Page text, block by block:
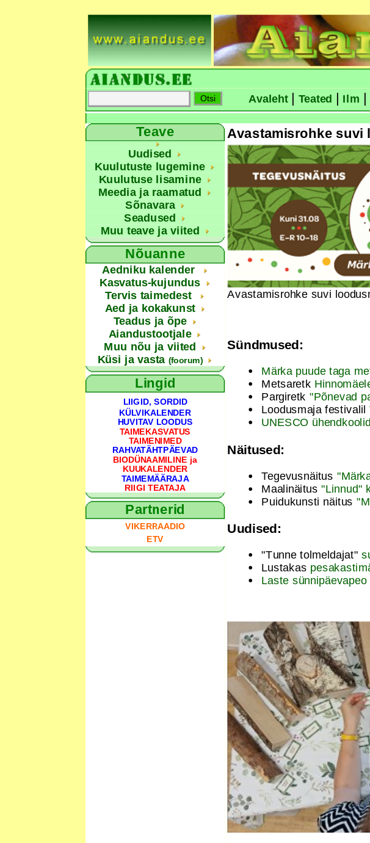
Avaleht| Teated Ilm
Teave
Uudised
Kuulutuste lugemine
Kuulutuse lisamine
Meedia ja raamatud
Sõnavara
Seadused
Muu teave ja viited
Nõuanne
Aedniku kalender
Kasvatus-kujundus
Tervis taimedest
Aed ja kokakunst
Teadus ja õpe
Aiandustootjale
Muu nõu ja viited
Küsi ja vasta (foorum)
Lingid
LIIGID, SORDID
KÜLVIKALENDER
HUVITAV LOODUS
TAIMEKASVATUS
TAIMENIMED
RAHVATÄHTPÄEVAD
BIODÜNAAMILINE ja
KUUKALENDER
TAIMEMÄÄRAJA
RIIGI TEATAJA
Partnerid
VIKERRAADIO
ETV
Avastamisrohke
Avastamisrohke suvi
Sündmused:
Märka puude taga
Metsaretk
Pargiretk "Põnevad
Loodusmaja festivalil
UNESCO
Näitused:
Tegevusnäitus
Maalinäitus"Linnud"
Puidukunsti näitus
Uudised:
"Tunne tolmeldajat"
Lustakas
Laste